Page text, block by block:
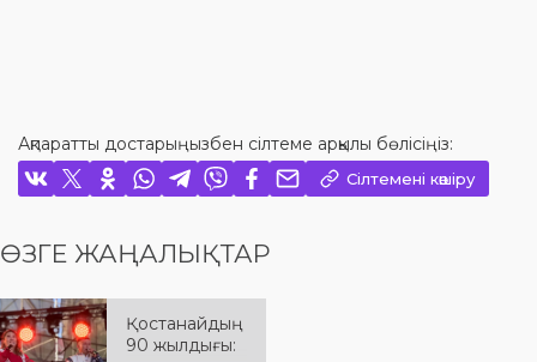
Ақпаратты достарыңызбен сілтеме арқылы бөлісіңіз:
Сілтемені көшіру
ӨЗГЕ ЖАҢАЛЫҚТАР
Қостанайдың
90 жылдығы: